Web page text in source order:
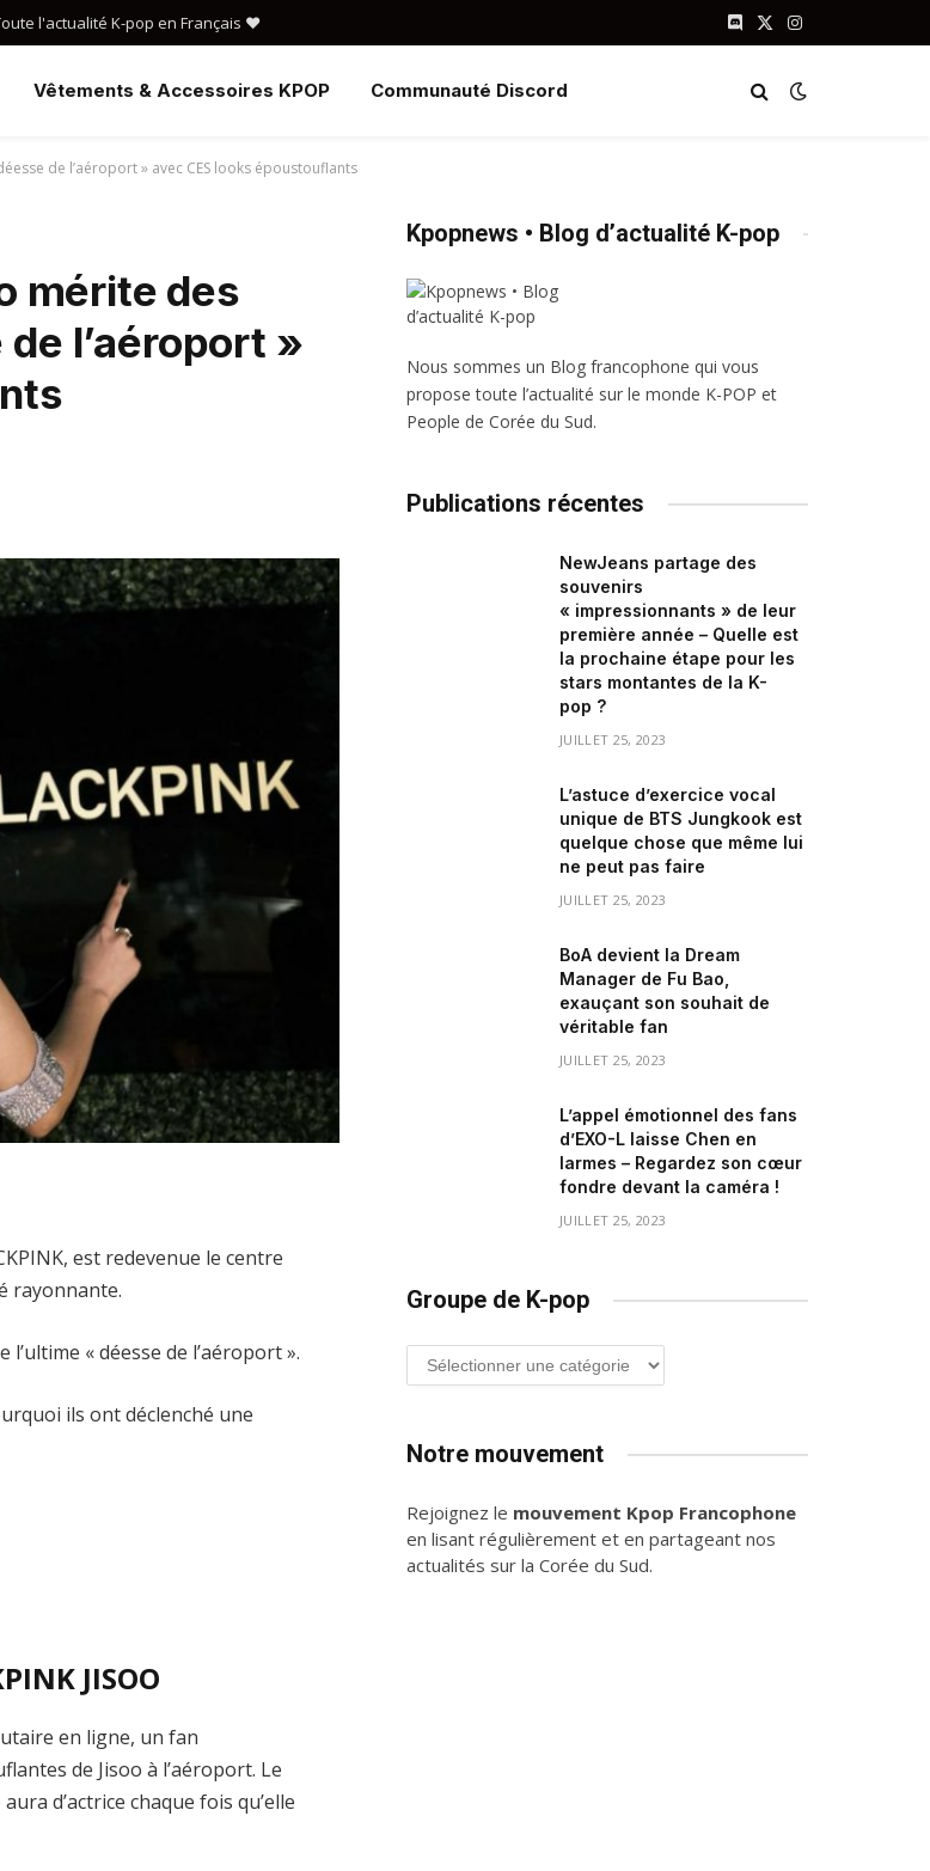
l'actualité K-pop en Français ❤️ Discord
X
Instagram
Vêtements & Accessoires KPOP Communauté Discord
de l’aéroport » avec CES looks époustouflants
mérite des
l’aéroport »
est redevenue le centre
rayonnante.
« déesse de l’aéroport ».
ils ont déclenché une
JISOO
en ligne, un fan
de Jisoo à l’aéroport. Le
d’actrice chaque fois qu’elle
Kpopnews • Blog d’actualité K-pop
Nous sommes un Blog francophone qui vous
propose toute l’actualité sur le monde K-POP et
People de Corée du Sud.
Publications récentes
NewJeans partage des
souvenirs
« impressionnants » de leur
première année – Quelle est
la prochaine étape pour les
stars montantes de la K-
pop ?
JUILLET 25, 2023
L’astuce d’exercice vocal
unique de BTS Jungkook est
quelque chose que même lui
ne peut pas faire
JUILLET 25, 2023
BoA devient la Dream
Manager de Fu Bao,
exauçant son souhait de
véritable fan
JUILLET 25, 2023
L’appel émotionnel des fans
d’EXO-L laisse Chen en
larmes – Regardez son cœur
fondre devant la caméra !
JUILLET 25, 2023
Groupe de K-pop
Groupe
de
Notre mouvement
Rejoignez le mouvement Kpop Francophone
en lisant régulièrement et en partageant nos
actualités sur la Corée du Sud.